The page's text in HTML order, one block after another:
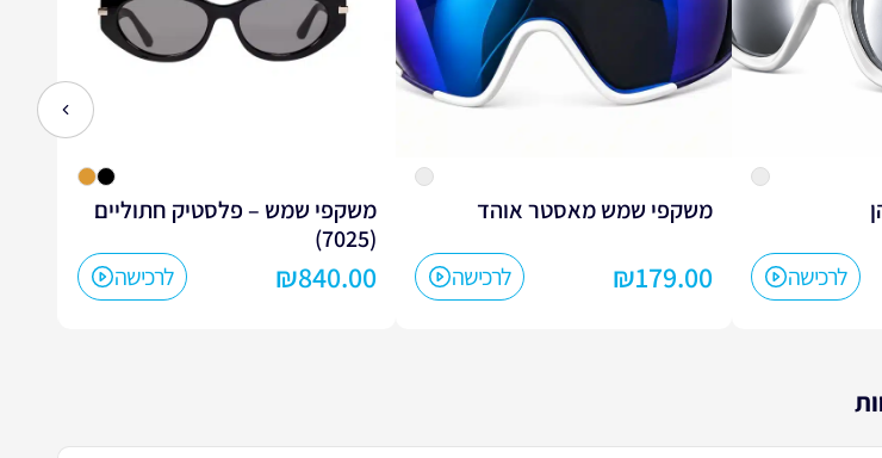
לרכישה
משקפי שמש מאסטר אוהד
לרכישה ₪179.00
משקפי שמש – פלסטיק חתוליים
(7025)
לרכישה
₪840.00
לחץ